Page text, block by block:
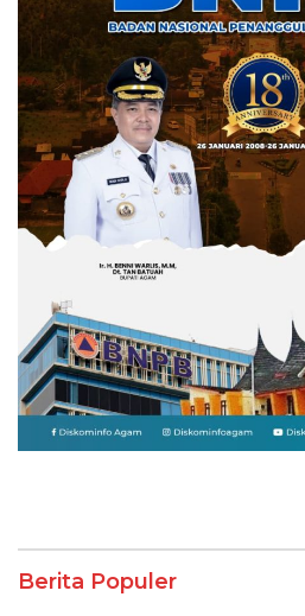
Berita Populer